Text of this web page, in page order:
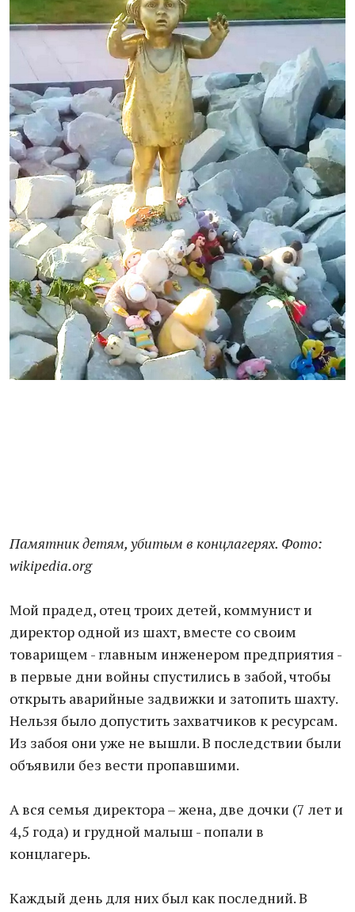
Памятник детям, убитым в концлагерях. Фото:
wikipedia.org
Мой прадед, отец троих детей, коммунист и
директор одной из шахт, вместе со своим
товарищем - главным инженером предприятия -
в первые дни войны спустились в забой, чтобы
открыть аварийные задвижки и затопить шахту.
Нельзя было допустить захватчиков к ресурсам.
Из забоя они уже не вышли. В последствии были
объявили без вести пропавшими.
А вся семья директора – жена, две дочки (7 лет и
4,5 года) и грудной малыш - попали в
концлагерь.
Каждый день для них был как последний. В